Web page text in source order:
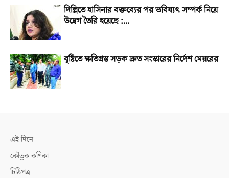
দিল্লিতে হাসিনার বক্তব্যের পর ভবিষ্যৎ সম্পর্ক নিয়ে
উদ্বেগ তৈরি হয়েছে :...
বৃষ্টিতে ক্ষতিগ্রস্ত সড়ক দ্রুত সংস্কারের নির্দেশ মেয়রের
এই দিনে
কৌতুক কণিকা
চিঠিপত্র